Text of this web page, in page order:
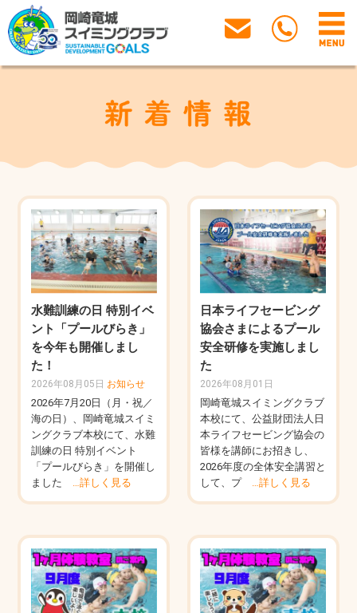
水難訓練の日 特別イベ
ント「プールびらき」
を今年も開催しまし
た！
2026年08月05日 お知らせ
2026年7月20日（月・祝／
海の日）、岡崎竜城スイミ
ングクラブ本校にて、水難
訓練の日 特別イベント
「プールびらき」を開催し
ました …詳しく見る
日本ライフセービング
協会さまによるプール
安全研修を実施しまし
た
2026年08月01日
岡崎竜城スイミングクラブ
本校にて、公益財団法人日
本ライフセービング協会の
皆様を講師にお招きし、
2026年度の全体安全講習と
して、プ …詳しく見る